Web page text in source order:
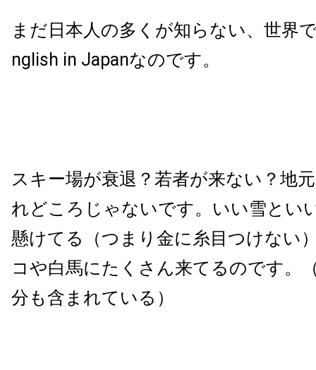
まだ日本人の多くが知らない、世界
nglish in Japanなのです。
スキー場が衰退？若者が来ない？地
れどころじゃないです。いい雪とい
懸けてる（つまり金に糸目つけない
コや白馬にたくさん来てるのです。
分も含まれている）